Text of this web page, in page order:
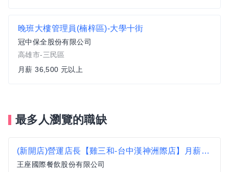
晚班大樓管理員(楠梓區)-大學十街
冠中保全股份有限公司
高雄市-三民區
月薪 36,500 元以上
最多人瀏覽的職缺
(新開店)營運店長【雞三和-台中漢神洲際店】月薪53,000-61,500 #另有門市達標獎金
王座國際餐飲股份有限公司